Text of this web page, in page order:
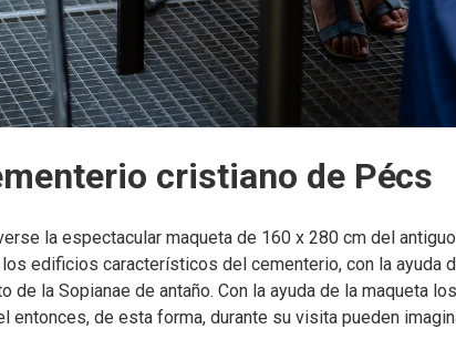
cristiano de Pécs
la espectacular maqueta de 160 x 280 cm del
edificios característicos del cementerio, con la
la Sopianae de antaño. Con la ayuda de la maqueta
entonces, de esta forma, durante su visita pueden